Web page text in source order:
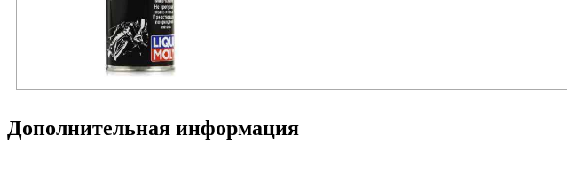
Дополнительная информация